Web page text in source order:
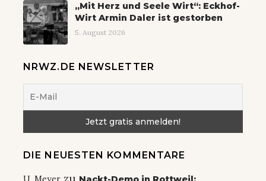
„Mit Herz und Seele Wirt“: Eckhof-
Wirt Armin Daler ist gestorben
5. August 2026
NRWZ.DE NEWSLETTER
DIE NEUESTEN KOMMENTARE